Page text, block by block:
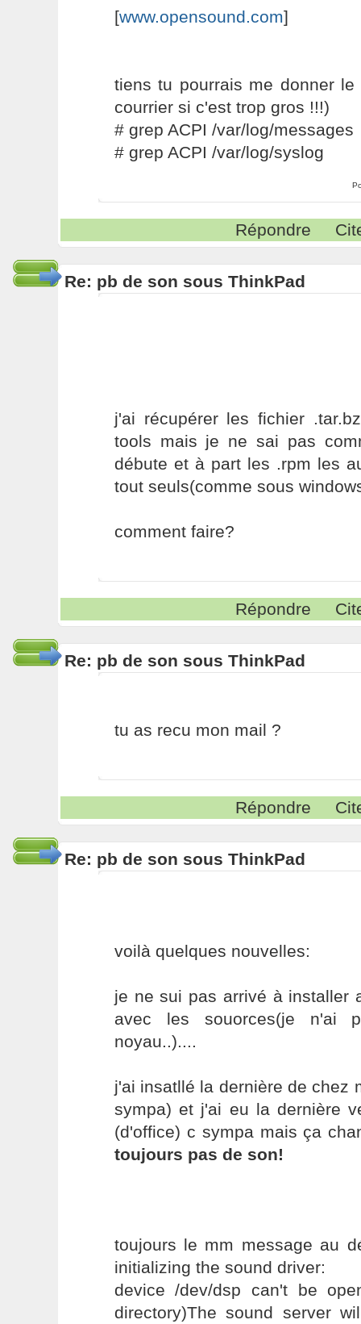
[www.opensound.com]
tiens tu pourrais me donner
courrier si c'est trop gros !!!)
# grep ACPI /var/log/messages
# grep ACPI /var/log/syslog
Répondre
Re: pb de son sous ThinkPad
j'ai récupérer les fichier
tools mais je ne sai pas
débute et à part les .rpm les
tout seuls(comme sous
comment faire?
Répondre
Re: pb de son sous ThinkPad
tu as recu mon mail ?
Répondre
Re: pb de son sous ThinkPad
voilà quelques nouvelles:
je ne sui pas arrivé à installer
avec les souorces(je n'ai
noyau..)....
j'ai insatllé la dernière de chez
sympa) et j'ai eu la dernière
(d'office) c sympa mais ça
toujours pas de son!
toujours le mm message au
initializing the sound driver:
device /dev/dsp can't be
directory)The sound server